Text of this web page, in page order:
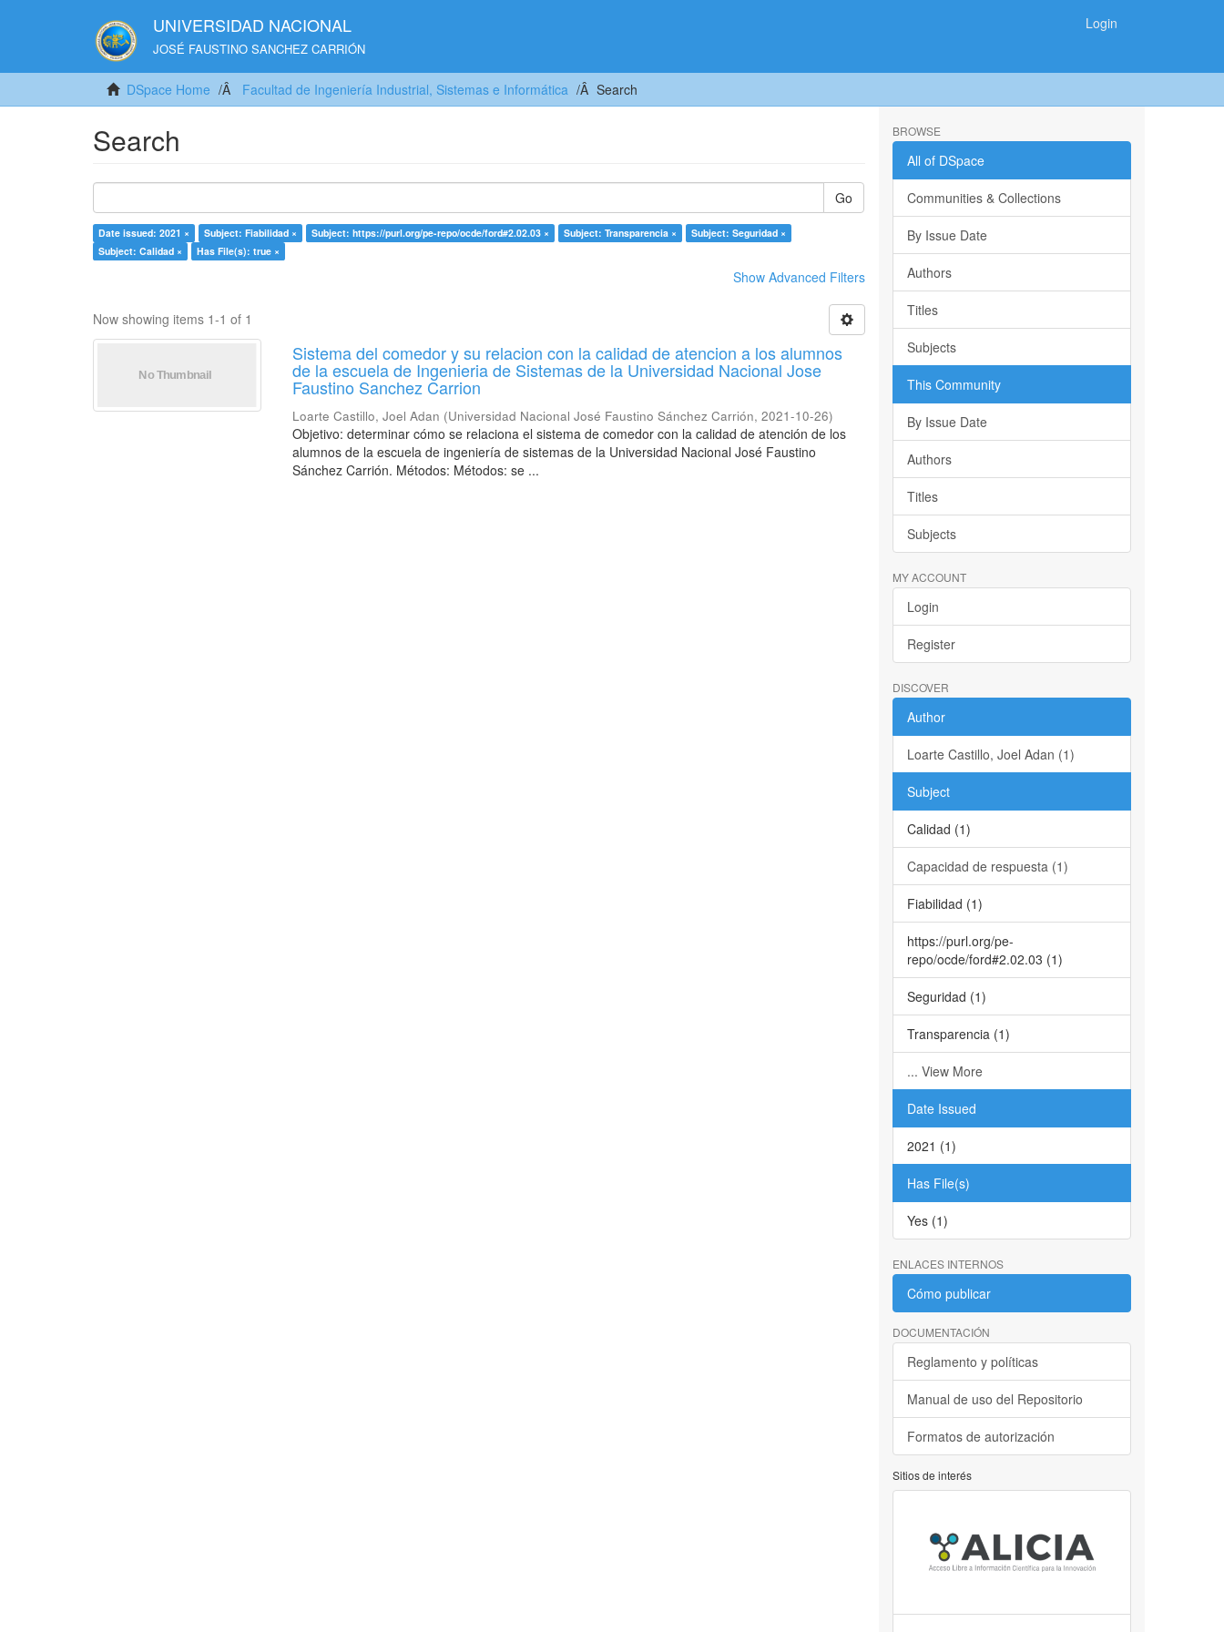
UNIVERSIDAD NACIONAL
JOSÉ FAUSTINO SANCHEZ CARRIÓN
Login
DSpace Home Facultad de Ingeniería Industrial, Sistemas e Informática Search
Search
Go
Date issued: 2021 × Subject: Fiabilidad × Subject: https://purl.org/pe-repo/ocde/ford#2.02.03 × Subject: Transparencia ×
Subject: Seguridad ×
Subject: Calidad ×
Has File(s): true ×
Show Advanced Filters
Now showing items 1-1 of 1
Sistema del comedor y su relacion con la calidad de atencion a los alumnos
de la escuela de Ingenieria de Sistemas de la Universidad Nacional Jose
Faustino Sanchez Carrion
Loarte Castillo, Joel Adan (Universidad Nacional José Faustino Sánchez Carrión,2021-10-26)
Objetivo: determinar cómo se relaciona el sistema de comedor con la calidad de atención de los
alumnos de la escuela de ingeniería de sistemas de la Universidad Nacional José Faustino
Sánchez Carrión. Métodos: Métodos: se ...
BROWSE
All of DSpace
Communities & Collections
By Issue Date
Authors
Titles
Subjects
This Community
By Issue Date
Authors
Titles
Subjects
MY ACCOUNT
Login
Register
DISCOVER
Author
Loarte Castillo, Joel Adan (1)
Subject
Calidad (1)
Capacidad de respuesta (1)
Fiabilidad (1)
https://purl.org/pe-
repo/ocde/ford#2.02.03 (1)
Seguridad (1)
Transparencia (1)
... View More
Date Issued
2021 (1)
Has File(s)
Yes (1)
ENLACES INTERNOS
Cómo publicar
DOCUMENTACIÓN
Reglamento y políticas
Manual de uso del Repositorio
Formatos de autorización
Sitios de interés